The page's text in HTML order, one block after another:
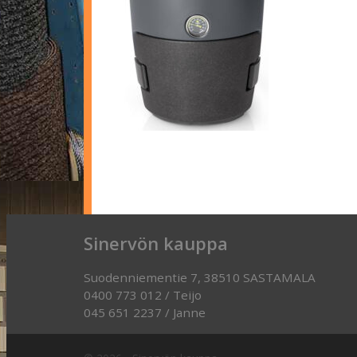
Sinervön kauppa
Suodenniementie 7, 38510 SASTAMALA
0400 773 012 / Teijo
045 651 2237 / Janne